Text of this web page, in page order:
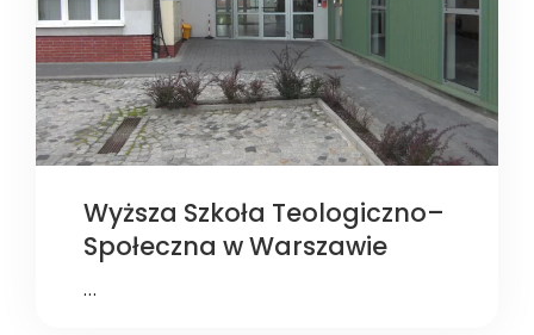
Wyższa Szkoła Teologiczno–
Społeczna w Warszawie
…